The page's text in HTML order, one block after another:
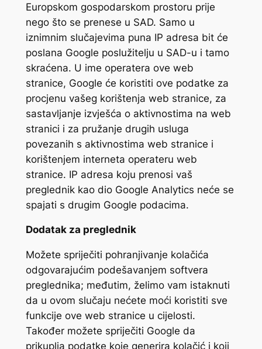
Europskom gospodarskom prostoru prije
nego što se prenese u SAD. Samo u
iznimnim slučajevima puna IP adresa bit će
poslana Google poslužitelju u SAD-u i tamo
skraćena. U ime operatera ove web
stranice, Google će koristiti ove podatke za
procjenu vašeg korištenja web stranice, za
sastavljanje izvješća o aktivnostima na web
stranici i za pružanje drugih usluga
povezanih s aktivnostima web stranice i
korištenjem interneta operateru web
stranice. IP adresa koju prenosi vaš
preglednik kao dio Google Analytics neće se
spajati s drugim Google podacima.
Dodatak za preglednik
Možete spriječiti pohranjivanje kolačića
odgovarajućim podešavanjem softvera
preglednika; međutim, želimo vam istaknuti
da u ovom slučaju nećete moći koristiti sve
funkcije ove web stranice u cijelosti.
Također možete spriječiti Google da
prikuplja podatke koje generira kolačić i koji